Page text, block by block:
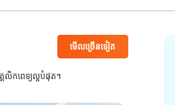
មើល​ច្រើន​ទៀត
លិកពេទ្យល្អបំផុត។